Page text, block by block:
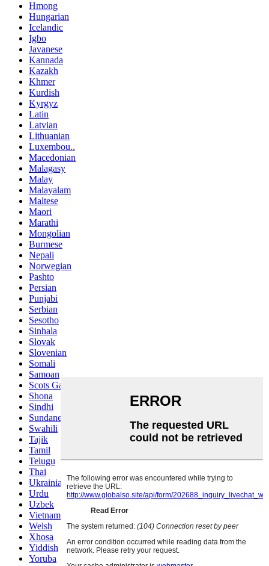
Hmong
Hungarian
Icelandic
Igbo
Javanese
Kannada
Kazakh
Khmer
Kurdish
Kyrgyz
Latin
Latvian
Lithuanian
Luxembou..
Macedonian
Malagasy
Malay
Malayalam
Maltese
Maori
Marathi
Mongolian
Burmese
Nepali
Norwegian
Pashto
Persian
Punjabi
Serbian
Sesotho
Sinhala
Slovak
Slovenian
Somali
Samoan
Scots Gaelic
Shona
Sindhi
Sundanese
Swahili
Tajik
Tamil
Telugu
Thai
Ukrainian
Urdu
Uzbek
Vietnamese
Welsh
Xhosa
Yiddish
Yoruba